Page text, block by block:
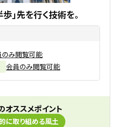
」先を行く技術を。
のみ閲覧可能
会員のみ閲覧可能
オススメポイント
に取り組める風土